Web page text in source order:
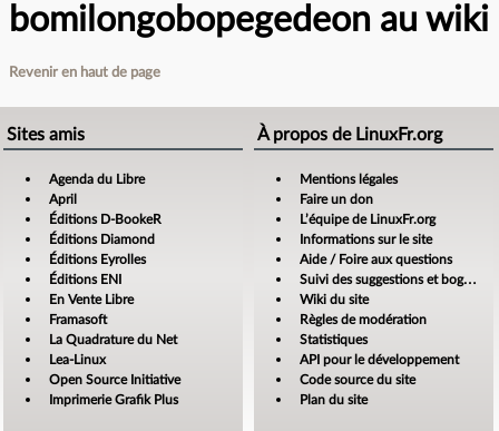
bomilongobopegedeon au wiki
Revenir en haut de page
Sites amis
Agenda du Libre
April
Éditions D-BookeR
Éditions Diamond
Éditions Eyrolles
Éditions ENI
En Vente Libre
Framasoft
La Quadrature du Net
Lea-Linux
Open Source Initiative
Imprimerie Grafik Plus
À propos de LinuxFr.org
Mentions légales
Faire un don
L’équipe de LinuxFr.org
Informations sur le site
Aide / Foire aux questions
Suivi des suggestions et bogues
Wiki du site
Règles de modération
Statistiques
API pour le développement
Code source du site
Plan du site